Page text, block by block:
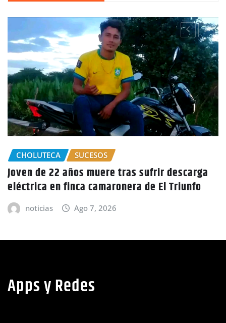
GOBIERNO HONDURAS NACIONALES
CIDH escucha denuncias por uso de juicios
políticos y debilidad de la independencia